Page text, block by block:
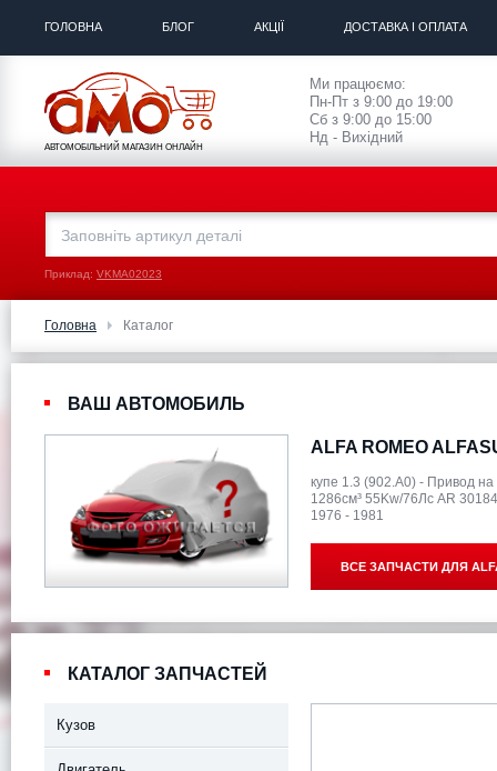
ГОЛОВНА БЛОГ АКЦІЇ ДОСТАВКА І ОПЛАТА
АВТОМОБІЛЬНИЙ МАГАЗИН ОНЛАЙН
Ми працюємо:
Пн-Пт з 9:00 до 19:00
Сб з 9:00 до 15:00
Нд - Вихідний
Приклад: VKMA02023
Головна Каталог
ВАШ АВТОМОБИЛЬ
ALFA ROMEO
купе 1.3 (902.A0) - Привод
1286см³ 55Kw/76Лс AR 30184
1976 - 1981
ВСЕ ЗАПЧАСТИ ДЛЯ
КАТАЛОГ ЗАПЧАСТЕЙ
Кузов